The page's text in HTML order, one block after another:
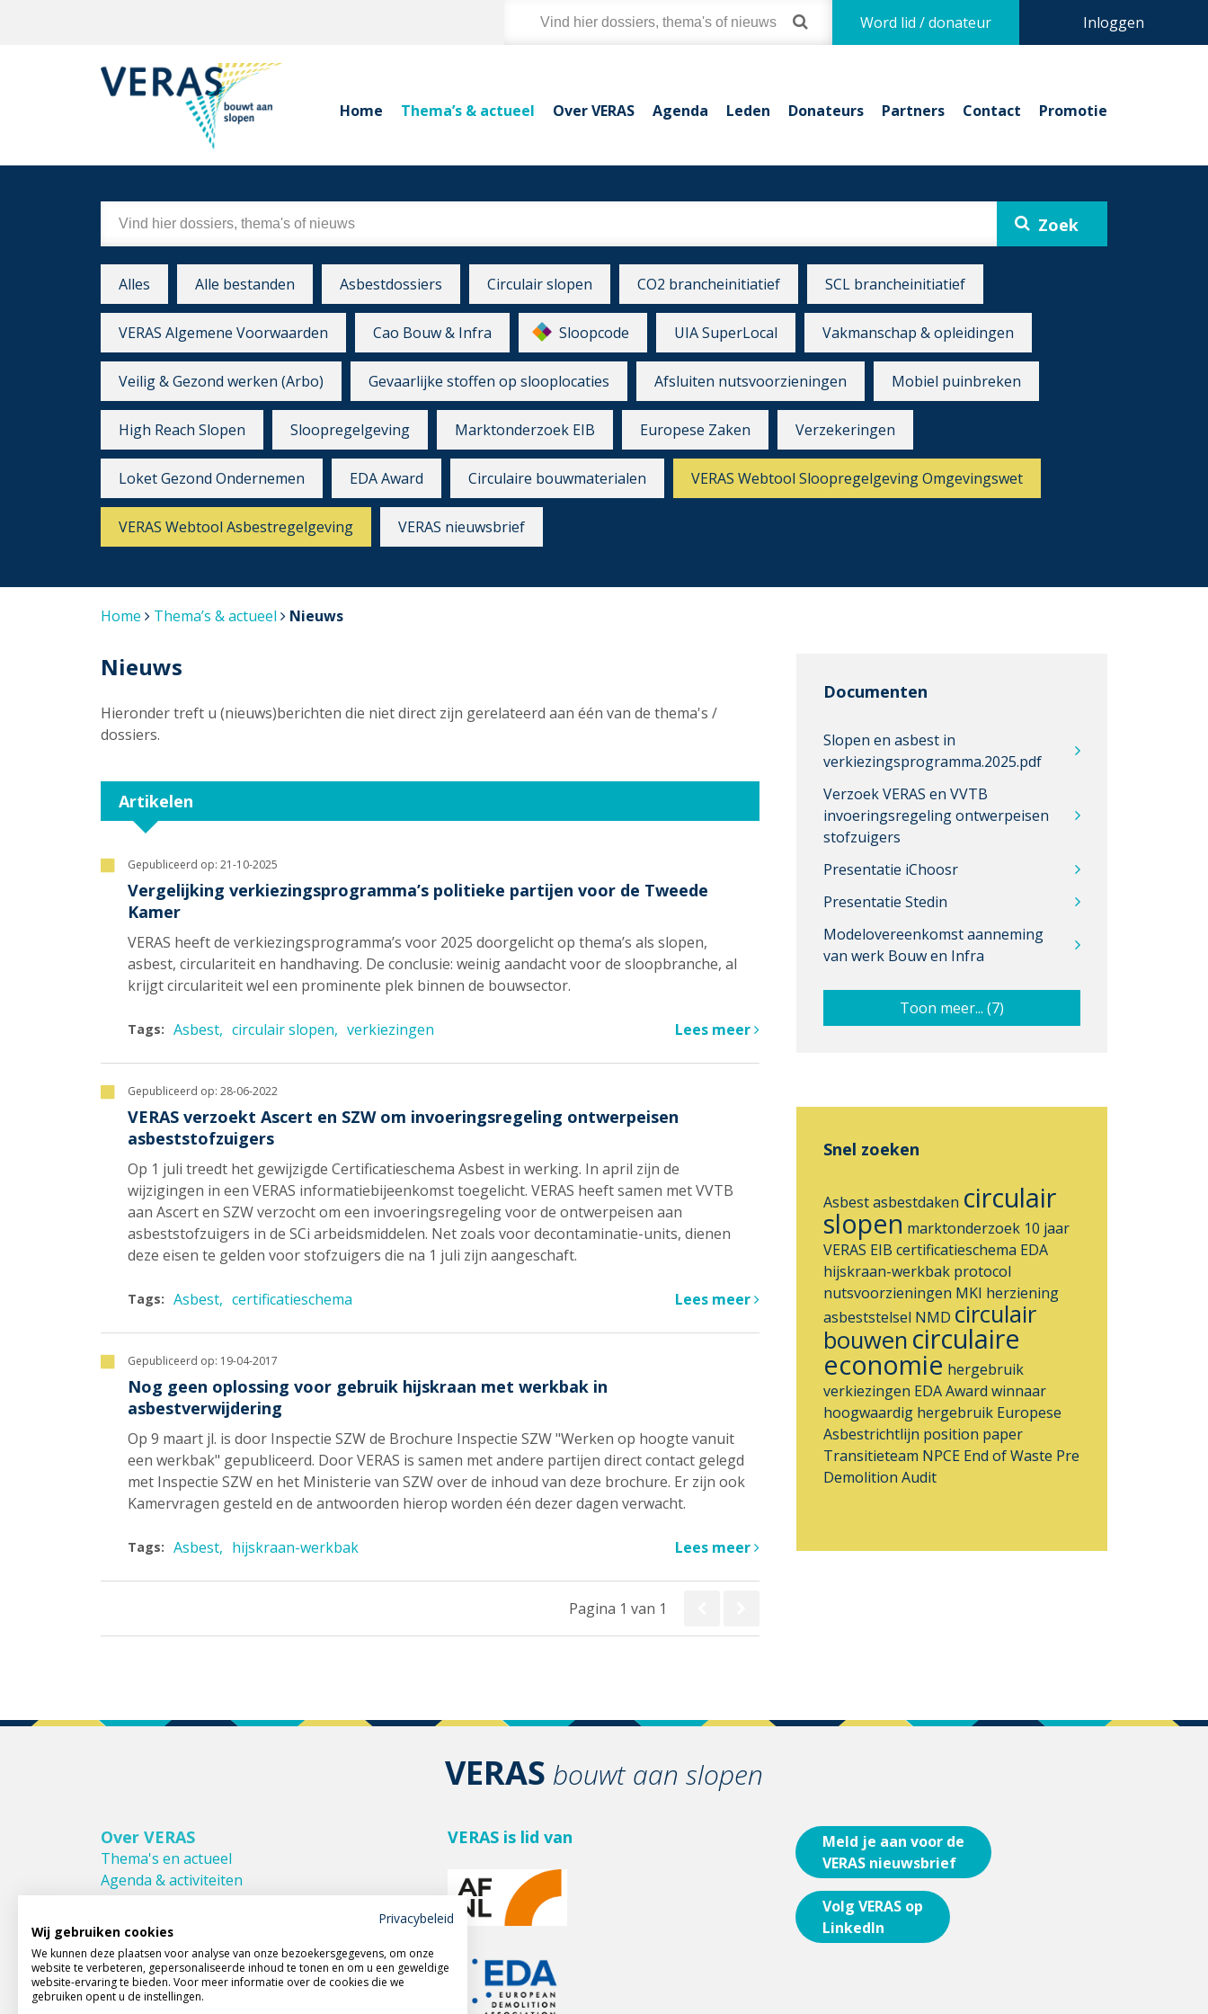
Inloggen
Word lid / donateur
Home Thema’s & actueel Over VERAS Agenda Leden Donateurs Partners Contact Promotie
Alles Alle bestanden Asbestdossiers Circulair slopen CO2 brancheinitiatief SCL brancheinitiatief
VERAS Algemene Voorwaarden Cao Bouw & Infra Sloopcode UIA SuperLocal Vakmanschap & opleidingen
Veilig & Gezond werken (Arbo) Gevaarlijke stoffen op slooplocaties Afsluiten nutsvoorzieningen Mobiel puinbreken
High Reach Slopen Sloopregelgeving Marktonderzoek EIB Europese Zaken Verzekeringen
Loket Gezond Ondernemen EDA Award Circulaire bouwmaterialen VERAS Webtool Sloopregelgeving Omgevingswet
VERAS Webtool Asbestregelgeving VERAS nieuwsbrief
Home Thema’s & actueel Nieuws
Nieuws
Hieronder treft u (nieuws)berichten die niet direct zijn gerelateerd aan één van de thema's /
dossiers.
Documenten
Slopen en asbest in
verkiezingsprogramma.2025.pdf
Verzoek VERAS en VVTB
invoeringsregeling ontwerpeisen
stofzuigers
Presentatie iChoosr
Presentatie Stedin
Modelovereenkomst aanneming
van werk Bouw en Infra
Toon meer... (7)
Artikelen
Gepubliceerd op: 21-10-2025
Vergelijking verkiezingsprogramma’s politieke partijen voor de Tweede
Kamer
VERAS heeft de verkiezingsprogramma’s voor 2025 doorgelicht op thema’s als slopen,
asbest, circulariteit en handhaving. De conclusie: weinig aandacht voor de sloopbranche, al
krijgt circulariteit wel een prominente plek binnen de bouwsector.
Tags: Asbest circulair slopen verkiezingen Lees meer
Gepubliceerd op: 28-06-2022
VERAS verzoekt Ascert en SZW om invoeringsregeling ontwerpeisen
asbeststofzuigers
Op 1 juli treedt het gewijzigde Certificatieschema Asbest in werking. In april zijn de
wijzigingen in een VERAS informatiebijeenkomst toegelicht. VERAS heeft samen met VVTB
aan Ascert en SZW verzocht om een invoeringsregeling voor de ontwerpeisen aan
asbeststofzuigers in de SCi arbeidsmiddelen. Net zoals voor decontaminatie-units, dienen
deze eisen te gelden voor stofzuigers die na 1 juli zijn aangeschaft.
Tags: Asbest certificatieschema Lees meer
Gepubliceerd op: 19-04-2017
Nog geen oplossing voor gebruik hijskraan met werkbak in
asbestverwijdering
Op 9 maart jl. is door Inspectie SZW de Brochure Inspectie SZW "Werken op hoogte vanuit
een werkbak" gepubliceerd. Door VERAS is samen met andere partijen direct contact gelegd
met Inspectie SZW en het Ministerie van SZW over de inhoud van deze brochure. Er zijn ook
Kamervragen gesteld en de antwoorden hierop worden één dezer dagen verwacht.
Tags: Asbest hijskraan-werkbak Lees meer
Pagina 1 van 1
Snel zoeken
Asbestasbestdaken circulair
slopen marktonderzoek 10 jaar
VERAS EIB certificatieschema EDA
hijskraan-werkbak protocol
nutsvoorzieningen MKI herziening
asbeststelsel NMD circulair
bouwen circulaire
economie hergebruik
verkiezingen EDA Award winnaar
hoogwaardig hergebruik Europese
Asbestrichtlijn position paper
Transitieteam NPCE End of Waste Pre
Demolition Audit
VERAS bouwt aan slopen
Over VERAS
Thema's en actueel
Agenda & activiteiten
Bestuur & Commissies
Leden van VERAS
Donateurs van VERAS
Huishoudelijk reglement
VERAS is lid van
Meld je aan voor de
VERAS nieuwsbrief
Volg VERAS op
LinkedIn
Privacybeleid
Wij gebruiken cookies
We kunnen deze plaatsen voor analyse van onze bezoekersgegevens, om onze
website te verbeteren, gepersonaliseerde inhoud te tonen en om u een geweldige
website-ervaring te bieden. Voor meer informatie over de cookies die we
gebruiken opent u de instellingen.